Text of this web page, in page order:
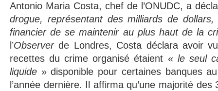
Antonio Maria Costa, chef de l’ONUDC, a
drogue, représentant des milliards de
financier de se maintenir au plus haut de la
l’Observerde Londres, Costa déclara avoir
recettes du crime organisé étaient « le seul
liquide » disponible pour certaines banques
l’année dernière. Il affirma qu’une majorité